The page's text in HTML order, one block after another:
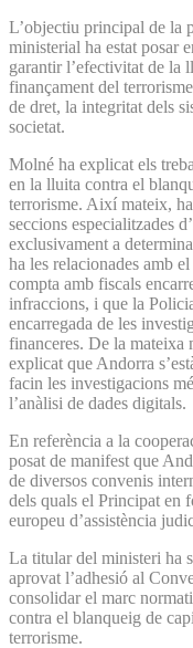
L’objectiu principal de la
ministerial ha estat posar
garantir l’efectivitat de la
finançament del
de dret, la integritat dels
societat.
Molné ha explicat els
en la lluita contra el
terrorisme. Així mateix,
seccions especialitzades
exclusivament a
ha les relacionades amb
compta amb fiscals
infraccions, i que la
encarregada de les
financeres. De la mateixa
explicat que Andorra
facin les investigacions
l’anàlisi de dades digitals.
En referència a la
posat de manifest que
de diversos convenis
dels quals el Principat en
europeu d’assistència
La titular del ministeri ha
aprovat l’adhesió al
consolidar el marc
contra el blanqueig de
terrorisme.